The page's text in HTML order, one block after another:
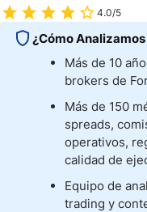
4.0/5
¿Cómo
Más de 10
brokers de
Más de 150
spreads,
operativos,
calidad de
Equipo de
trading y